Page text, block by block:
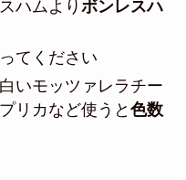
ハムより ボンレスハ
てください
いモッツァレラチー
リカなど使うと 色数